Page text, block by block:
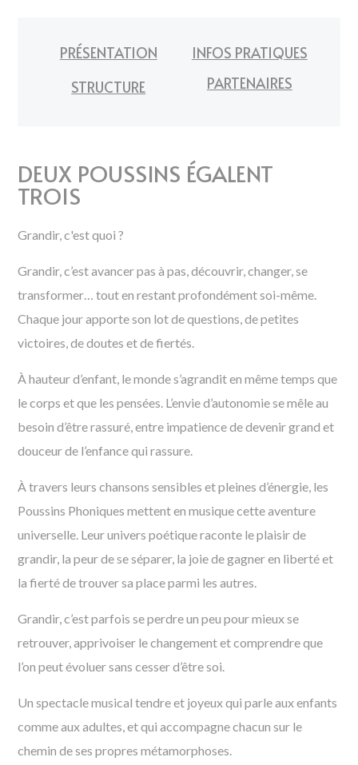
PRÉSENTATION
INFOS PRATIQUES
STRUCTURE
PARTENAIRES
DEUX POUSSINS ÉGALENT
TROIS
Grandir, c'est quoi ?
Grandir, c’est avancer pas à pas, découvrir, changer, se
transformer… tout en restant profondément soi-même.
Chaque jour apporte son lot de questions, de petites
victoires, de doutes et de fiertés.
À hauteur d’enfant, le monde s’agrandit en même temps que
le corps et que les pensées. L’envie d’autonomie se mêle au
besoin d’être rassuré, entre impatience de devenir grand et
douceur de l’enfance qui rassure.
À travers leurs chansons sensibles et pleines d’énergie, les
Poussins Phoniques mettent en musique cette aventure
universelle. Leur univers poétique raconte le plaisir de
grandir, la peur de se séparer, la joie de gagner en liberté et
la fierté de trouver sa place parmi les autres.
Grandir, c’est parfois se perdre un peu pour mieux se
retrouver, apprivoiser le changement et comprendre que
l’on peut évoluer sans cesser d’être soi.
Un spectacle musical tendre et joyeux qui parle aux enfants
comme aux adultes, et qui accompagne chacun sur le
chemin de ses propres métamorphoses.